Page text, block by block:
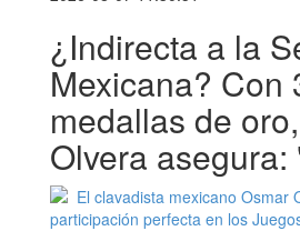
¿Indirecta a la
Mexicana? Con
medallas de
Olvera